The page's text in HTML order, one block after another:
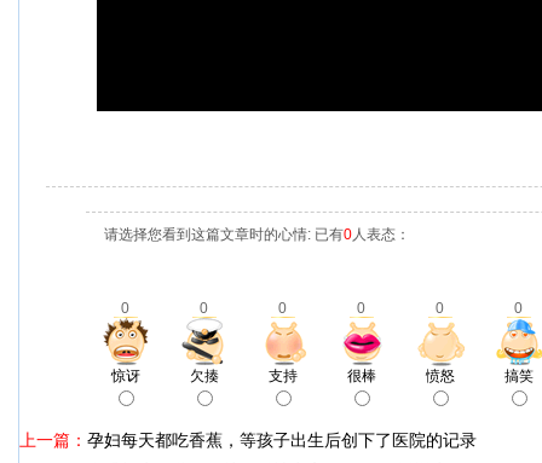
请选择您看到这篇文章时的心情: 已有0人表态：
0 0 0 0 0 0
惊讶 欠揍 支持 很棒 愤怒 搞笑
上一篇： 孕妇每天都吃香蕉，等孩子出生后创下了医院的记录